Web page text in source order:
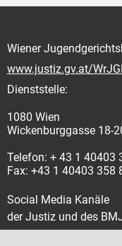
Wiener
www.justiz.gv.at/
Dienststelle:
1080 Wien
Wickenburggasse 18-
Telefon: + 43 1 40403
Fax: +43 1 40403 358
Social Media Kanäle
der Justiz und des